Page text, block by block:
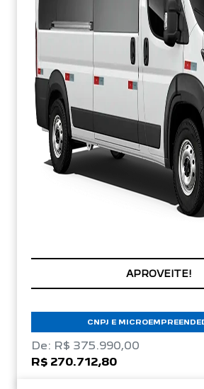
PRONTA ENTREGA
CNPJ E
De: R$ 375.990,00
R$ 270.712,80